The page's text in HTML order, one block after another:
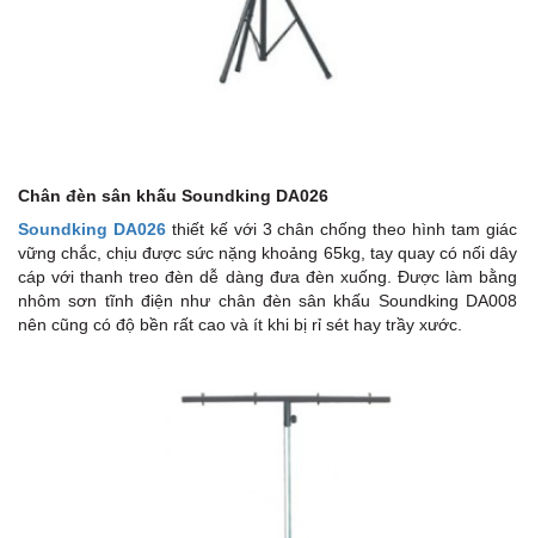
Chân đèn sân khấu Soundking DA026
Soundking DA026thiết kế với 3 chân chống theo hình tam giác
vững chắc, chịu được sức nặng khoảng 65kg, tay quay có nối dây
cáp với thanh treo đèn dễ dàng đưa đèn xuống. Được làm bằng
nhôm sơn tĩnh điện như chân đèn sân khấu Soundking DA008
nên cũng có độ bền rất cao và ít khi bị rỉ sét hay trầy xước.